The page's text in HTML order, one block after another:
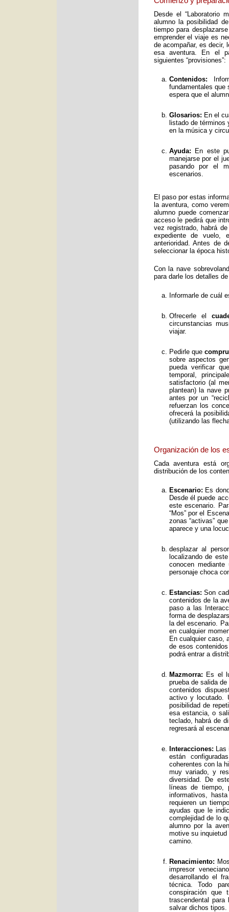
Desde el “Laboratorio
alumno la posibilidad
tiempo para
emprender el viaje es
de acompañar, es decir,
esa aventura. En el
siguientes “provisiones”:
Contenidos:
fundamentales que
espera que el
Glosarios: En el
listado de
en la música y
Ayuda: En este
manejarse por el
pasando por el
escenarios.
El paso por estas
la aventura, como
alumno puede
acceso le pedirá que
vez registrado, habrá
expediente de vuelo,
anterioridad. Antes de
seleccionar la época
Con la nave
para darle los detalles
Informarle de cuál
Ofrecerle el
circunstancias
viajar.
Pedirle que
sobre aspectos
pueda verificar
temporal,
satisfactorio (al
plantean) la nave
antes por un
refuerzan los
ofrecerá la
(utilizando las
Organización de los
Cada aventura está
distribución de los
Escenario: Es
Desde él puede
este escenario.
“Mos” por el
zonas “activas”
aparece y una
desplazar al
localizando de
conocen
personaje choca
Estancias: Son
contenidos de la
paso a las
forma de
la del escenario.
en cualquier
En cualquier caso,
de esos
podrá entrar a
Mazmorra: Es el
prueba de salida
contenidos
activo y locutado.
posibilidad de
esa estancia, o
teclado, habrá de
regresará al
Interacciones: Las
están
coherentes con la
muy variado, y
diversidad. De
líneas de tiempo,
informativos,
requieren un
ayudas que le
complejidad de lo
alumno por la
motive su
camino.
Renacimiento:
impresor
desarrollando el
técnica. Todo
conspiración
trascendental
salvar dichos tipos.